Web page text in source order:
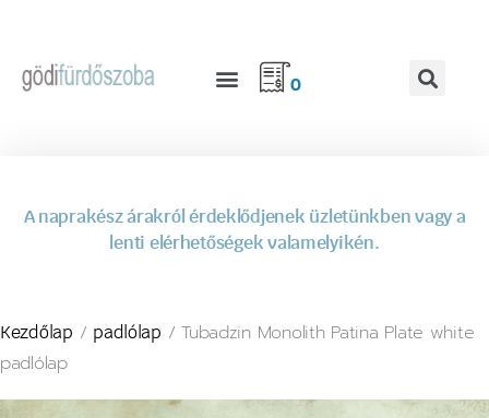
0
A naprakész árakról érdeklődjenek üzletünkben vagy a
lenti elérhetőségek valamelyikén.
Kezdőlap / padlólap / Tubadzin Monolith Patina Plate white
padlólap